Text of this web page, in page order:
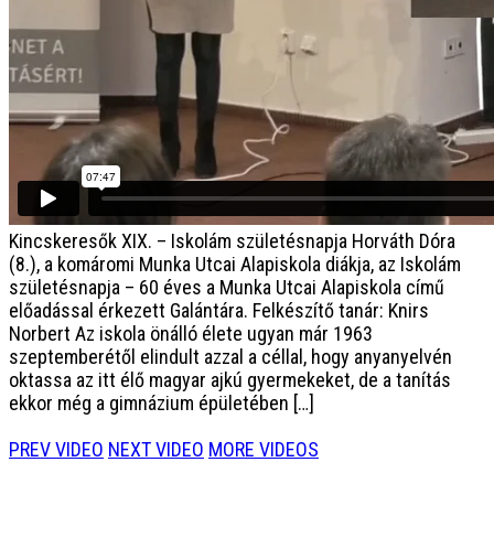
Kincskeresők XIX. – Iskolám születésnapja Horváth Dóra
(8.), a komáromi Munka Utcai Alapiskola diákja, az Iskolám
születésnapja – 60 éves a Munka Utcai Alapiskola című
előadással érkezett Galántára. Felkészítő tanár: Knirs
Norbert Az iskola önálló élete ugyan már 1963
szeptemberétől elindult azzal a céllal, hogy anyanyelvén
oktassa az itt élő magyar ajkú gyermekeket, de a tanítás
ekkor még a gimnázium épületében […]
PREV VIDEO NEXT VIDEO MORE VIDEOS